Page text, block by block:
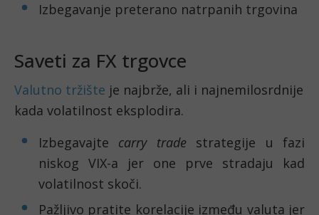
Izbegavanje preterano natrpanih trgovina
Saveti za FX trgovce
Valutno tržište je najbrže, ali i najnemilosrdnije
kada volatilnost eksplodira.
Izbegavajte carry tradestrategije u fazi
niskog VIX-a jer one prve stradaju kad
volatilnost skoči.
Pažljivo pratite korelacije između valuta jer